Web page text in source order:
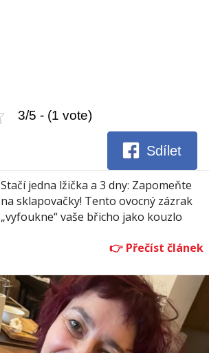
3/5 - (1 vote)
Sdílet
Stačí jedna lžička a 3 dny: Zapomeňte
na sklapovačky! Tento ovocný zázrak
„vyfoukne“ vaše břicho jako kouzlo